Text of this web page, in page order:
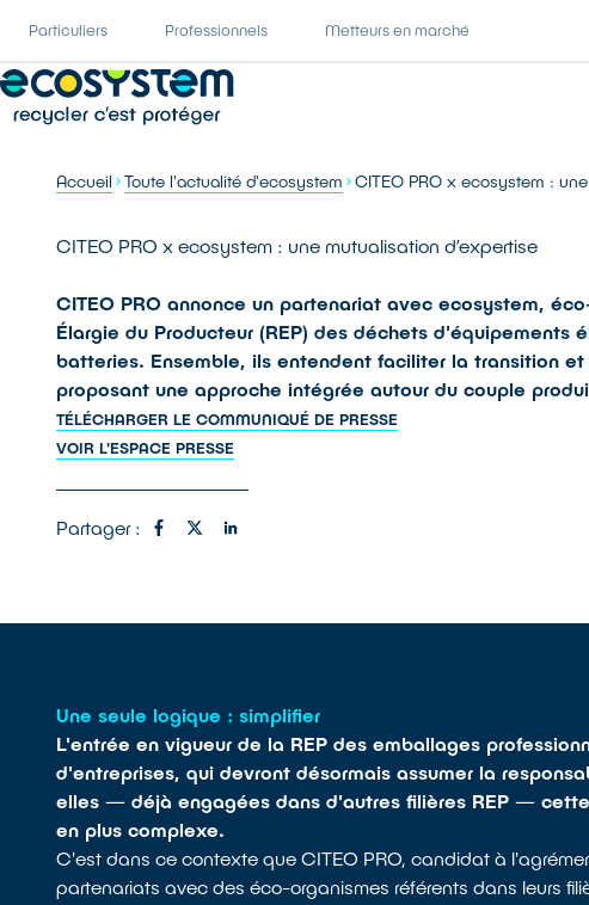
Particuliers Professionnels Metteurs en marché
Accueil Toute l'actualité d'ecosystem CITEO PRO x ecosystem :
CITEO PRO x ecosystem : une mutualisation d’expertise
CITEO PRO annonce un partenariat avec ecosystem,
Élargie du Producteur (REP) des déchets d'équipements
batteries. Ensemble, ils entendent faciliter la transition
proposant une approche intégrée autour du couple
TÉLÉCHARGER LE COMMUNIQUÉ DE PRESSE
VOIR L'ESPACE PRESSE
Partager :
Une seule logique : simplifier
L'entrée en vigueur de la REP des emballages
d'entreprises, qui devront désormais assumer la
elles — déjà engagées dans d'autres filières REP —
en plus complexe.
C'est dans ce contexte que CITEO PRO, candidat à
partenariats avec des éco-organismes référents dans leurs